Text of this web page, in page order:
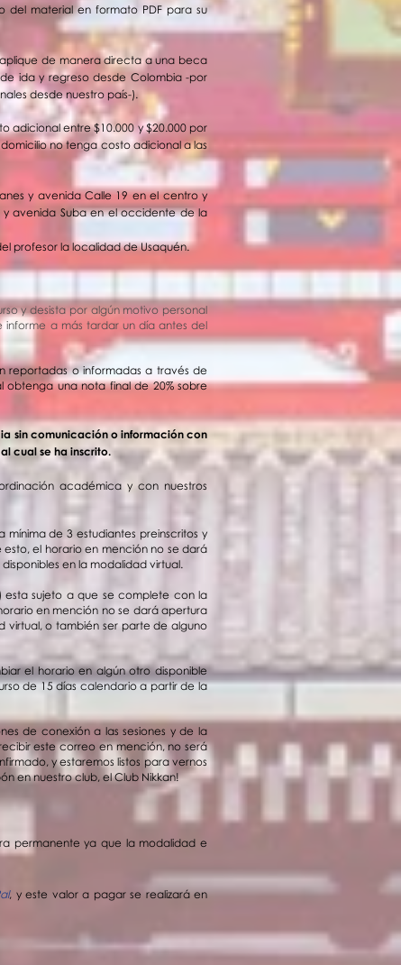
material en formato PDF para su
de manera directa a una beca
ida y regreso desde Colombia -por
desde nuestro país-).
adicional entre $10.000 y $20.000 por
no tenga costo adicional a las
y avenida Calle 19 en el centro y
avenida Suba en el occidente de la
profesor la localidad de Usaquén.
y desista por algún motivo personal
a más tardar un día antes del
reportadas o informadas a través de
obtenga una nota final de 20% sobre
sin comunicación o información con
cual se ha inscrito.
académica y con nuestros
de 3 estudiantes preinscritos y
el horario en mención no se dará
en la modalidad virtual.
esta sujeto a que se complete con la
en mención no se dará apertura
virtual, o también ser parte de alguno
el horario en algún otro disponible
de 15 días calendario a partir de la
de conexión a las sesiones y de la
este correo en mención, no será
y estaremos listos para vernos
en nuestro club, el Club Nikkan!
permanente ya que la modalidad e
, y este valor a pagar se realizará en